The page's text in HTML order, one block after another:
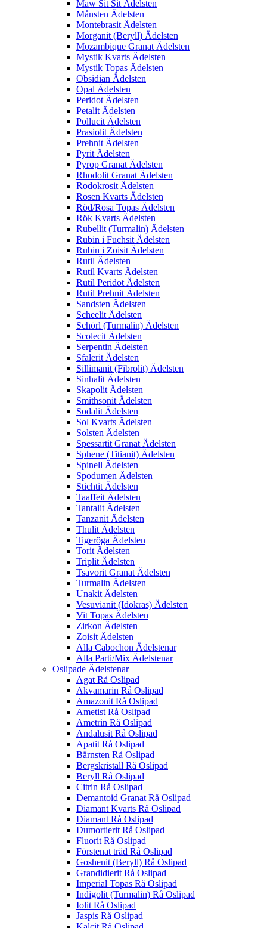
Maw Sit Sit Ädelsten
Månsten Ädelsten
Montebrasit Ädelsten
Morganit (Beryll) Ädelsten
Mozambique Granat Ädelsten
Mystik Kvarts Ädelsten
Mystik Topas Ädelsten
Obsidian Ädelsten
Opal Ädelsten
Peridot Ädelsten
Petalit Ädelsten
Pollucit Ädelsten
Prasiolit Ädelsten
Prehnit Ädelsten
Pyrit Ädelsten
Pyrop Granat Ädelsten
Rhodolit Granat Ädelsten
Rodokrosit Ädelsten
Rosen Kvarts Ädelsten
Röd/Rosa Topas Ädelsten
Rök Kvarts Ädelsten
Rubellit (Turmalin) Ädelsten
Rubin i Fuchsit Ädelsten
Rubin i Zoisit Ädelsten
Rutil Ädelsten
Rutil Kvarts Ädelsten
Rutil Peridot Ädelsten
Rutil Prehnit Ädelsten
Sandsten Ädelsten
Scheelit Ädelsten
Schörl (Turmalin) Ädelsten
Scolecit Ädelsten
Serpentin Ädelsten
Sfalerit Ädelsten
Sillimanit (Fibrolit) Ädelsten
Sinhalit Ädelsten
Skapolit Ädelsten
Smithsonit Ädelsten
Sodalit Ädelsten
Sol Kvarts Ädelsten
Solsten Ädelsten
Spessartit Granat Ädelsten
Sphene (Titianit) Ädelsten
Spinell Ädelsten
Spodumen Ädelsten
Stichtit Ädelsten
Taaffeit Ädelsten
Tantalit Ädelsten
Tanzanit Ädelsten
Thulit Ädelsten
Tigeröga Ädelsten
Torit Ädelsten
Triplit Ädelsten
Tsavorit Granat Ädelsten
Turmalin Ädelsten
Unakit Ädelsten
Vesuvianit (Idokras) Ädelsten
Vit Topas Ädelsten
Zirkon Ädelsten
Zoisit Ädelsten
Alla Cabochon Ädelstenar
Alla Parti/Mix Ädelstenar
Oslipade Ädelstenar
Agat Rå Oslipad
Akvamarin Rå Oslipad
Amazonit Rå Oslipad
Ametist Rå Oslipad
Ametrin Rå Oslipad
Andalusit Rå Oslipad
Apatit Rå Oslipad
Bärnsten Rå Oslipad
Bergskristall Rå Oslipad
Beryll Rå Oslipad
Citrin Rå Oslipad
Demantoid Granat Rå Oslipad
Diamant Kvarts Rå Oslipad
Diamant Rå Oslipad
Dumortierit Rå Oslipad
Fluorit Rå Oslipad
Förstenat träd Rå Oslipad
Goshenit (Beryll) Rå Oslipad
Grandidierit Rå Oslipad
Imperial Topas Rå Oslipad
Indigolit (Turmalin) Rå Oslipad
Iolit Rå Oslipad
Jaspis Rå Oslipad